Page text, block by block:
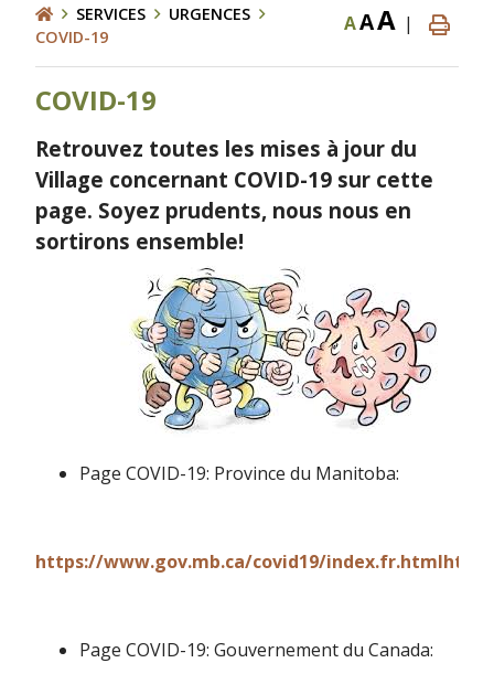
SERVICES
URGENCES
COVID-19
AAA |
COVID-19
Retrouvez toutes les mises à jour du
Village concernant COVID-19 sur cette
page. Soyez prudents, nous nous en
sortirons ensemble!
Page COVID-19: Province du Manitoba:
https://www.gov.mb.ca/covid19/
Page COVID-19: Gouvernement du Canada: